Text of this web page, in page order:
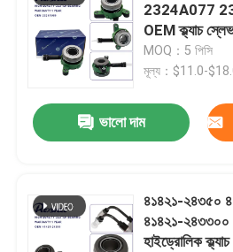
2324A077
OEM ক্ল্যাচ স্লেভ
রিলিজ বিয়ারিং
ল্যান্সার
MOQ：5 পিসি
মূল্য：$11.0-
ভালো দাম
৪১৪২১-২৪৩৫০
৪১৪২১-২৪৩৩০০
হাইড্রোলিক ক্ল্যাচ